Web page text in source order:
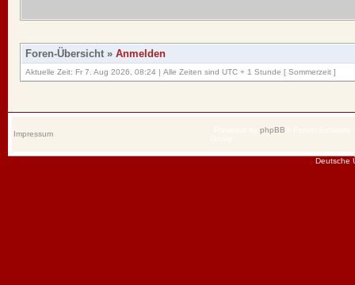
Foren-Übersicht » Anmelden
Aktuelle Zeit: Fr 7. Aug 2026, 08:24 | Alle Zeiten sind UTC + 1 Stunde [ Sommerzeit ]
Impressum phpBB
Deutsche